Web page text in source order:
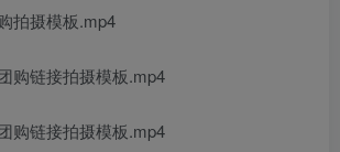
拍摄模板.mp4
购链接拍摄模板.mp4
购链接拍摄模板.mp4